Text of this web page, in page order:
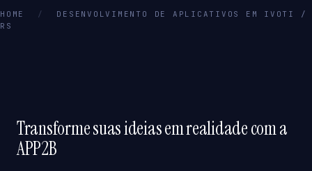
HOME /
DESENVOLVIMENTO DE APLICATIVOS EM IVOTI /
RS
Transforme suas ideias em realidade com a
APP2B